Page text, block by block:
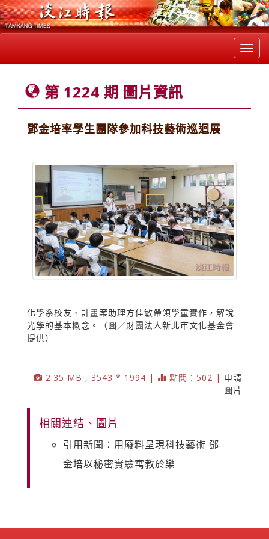
第 1224 期 圖片資訊
鄧金培率學生團隊參加科技藝術巡迴展
化學系校友、計畫案助理方佳敏帶領學童實作，解說
光學的基本概念。（圖／財團法人新北市文化基金會
提供）
2.35 MB , 3543 * 1994 | 點閱：502 | 申請
圖片
相關連結、圖片
引用新聞：用廢料呈現科技藝術 鄧
金培以秘密實驗寓教於樂